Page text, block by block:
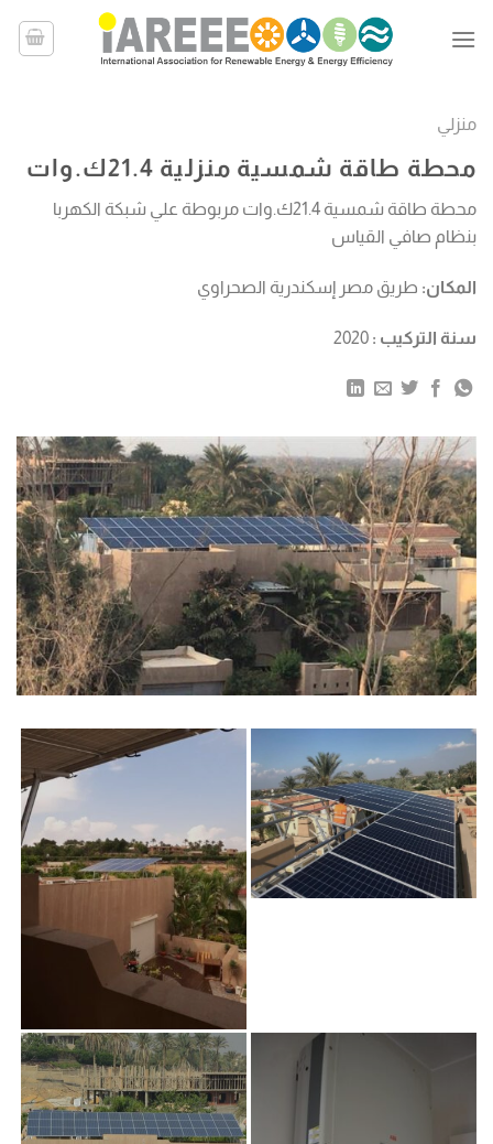
للمحتوى
منزلي
محطة طاقة شمسية منزلية 21.4ك.وات
محطة طاقة شمسية 21.4ك.وات مربوطة علي شبكة الكهربا
بنظام صافي القياس
المكان: طريق مصر إسكندرية الصحراوي
سنة التركيب :